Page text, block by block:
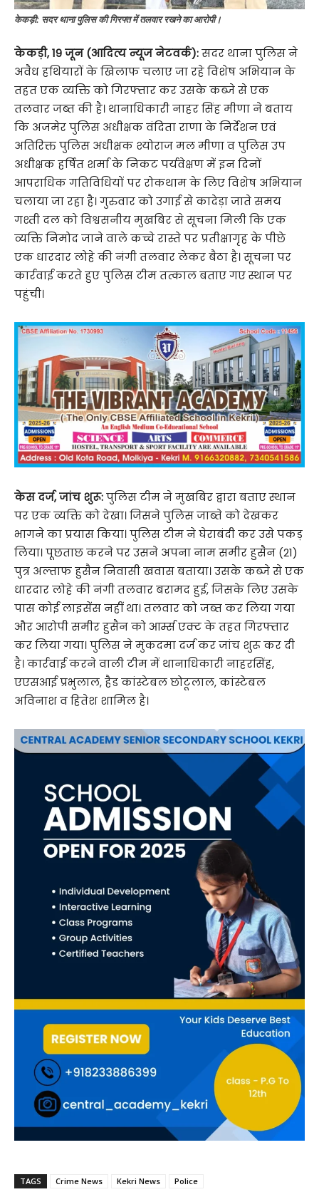
केकड़ी: सदर थाना पुलिस की गिरफ्त में तलवार रखने का आरोपी।
केकड़ी, 19 जून (आदित्य न्यूज नेटवर्क):सदर थाना पुलिस ने
अवैध हथियारों के खिलाफ चलाए जा रहे विशेष अभियान के
तहत एक व्यक्ति को गिरफ्तार कर उसके कब्जे से एक
तलवार जब्त की है। थानाधिकारी नाहर सिंह मीणा ने बताय
कि अजमेर पुलिस अधीक्षक वंदिता राणा के निर्देशन एवं
अतिरिक्त पुलिस अधीक्षक श्योराज मल मीणा व पुलिस उप
अधीक्षक हर्षित शर्मा के निकट पर्यवेक्षण में इन दिनों
आपराधिक गतिविधियों पर रोकथाम के लिए विशेष अभियान
चलाया जा रहा है। गुरुवार को उगाई से कादेड़ा जाते समय
गश्ती दल को विश्वसनीय मुखबिर से सूचना मिली कि एक
व्यक्ति निमोद जाने वाले कच्चे रास्ते पर प्रतीक्षागृह के पीछे
एक धारदार लोहे की नंगी तलवार लेकर बैठा है। सूचना पर
कार्रवाई करते हुए पुलिस टीम तत्काल बताए गए स्थान पर
पहुंची।
केस दर्ज, जांच शुरू:पुलिस टीम ने मुखबिर द्वारा बताए स्थान
पर एक व्यक्ति को देखा। जिसने पुलिस जाब्ते को देखकर
भागने का प्रयास किया। पुलिस टीम ने घेराबंदी कर उसे पकड़
लिया। पूछताछ करने पर उसने अपना नाम समीर हुसैन (21)
पुत्र अल्ताफ हुसैन निवासी खवास बताया। उसके कब्जे से एक
धारदार लोहे की नंगी तलवार बरामद हुई, जिसके लिए उसके
पास कोई लाइसेंस नहीं था। तलवार को जब्त कर लिया गया
और आरोपी समीर हुसैन को आर्म्स एक्ट के तहत गिरफ्तार
कर लिया गया। पुलिस ने मुकदमा दर्ज कर जांच शुरू कर दी
है। कार्रवाई करने वाली टीम में थानाधिकारी नाहरसिंह,
एएसआई प्रभुलाल, हैड कांस्टेबल छोटूलाल, कांस्टेबल
अविनाश व हितेश शामिल है।
TAGS Crime News Kekri News Police